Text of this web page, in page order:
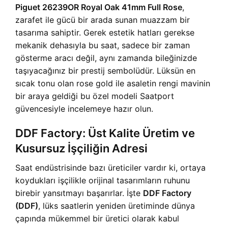
Piguet 26239OR Royal Oak 41mm Full Rose,
zarafet ile gücü bir arada sunan muazzam bir
tasarıma sahiptir. Gerek estetik hatları gerekse
mekanik dehasıyla bu saat, sadece bir zaman
gösterme aracı değil, aynı zamanda bileğinizde
taşıyacağınız bir prestij sembolüdür. Lüksün en
sıcak tonu olan rose gold ile asaletin rengi mavinin
bir araya geldiği bu özel modeli Saatport
güvencesiyle incelemeye hazır olun.
DDF Factory: Üst Kalite Üretim ve
Kusursuz İşçiliğin Adresi
Saat endüstrisinde bazı üreticiler vardır ki, ortaya
koydukları işçilikle orijinal tasarımların ruhunu
birebir yansıtmayı başarırlar. İşte DDF Factory
(DDF), lüks saatlerin yeniden üretiminde dünya
çapında mükemmel bir üretici olarak kabul